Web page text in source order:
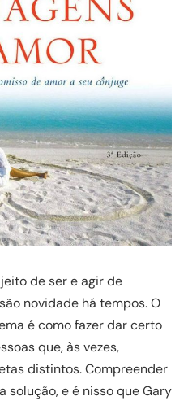
de ser e agir de
novidade há tempos. O
é como fazer dar certo
que, às vezes,
distintos. Compreender
solução, e é nisso que Gary